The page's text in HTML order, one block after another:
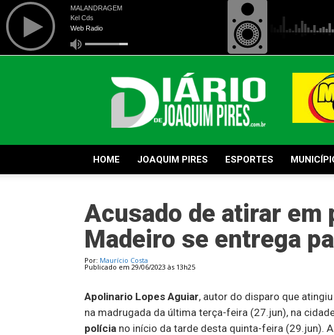
Diário
de
Joaquim
Pires
HOME JOAQUIM PIRES ESPORTES
Acusado de atirar em
Madeiro se entrega
Por: Maurício Costa
Publicado em 29/06/2023 às 13h25
Apolinario Lopes Aguiar, autor do disparo que
na madrugada da última terça-feira (27.jun), na
polícia no início da tarde desta quinta-feira (29.jun).